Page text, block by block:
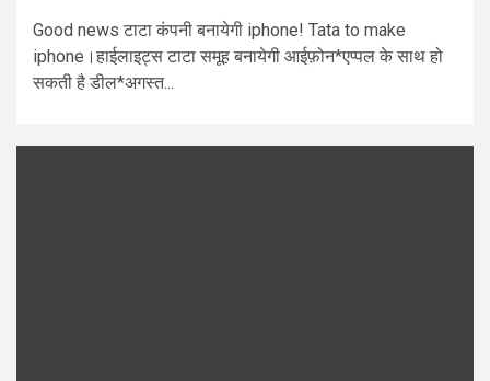
Good news टाटा कंपनी बनायेगी iphone! Tata to make
iphone।हाईलाइट्स टाटा समूह बनायेगी आईफ़ोन*एप्पल के साथ हो
सकती है डील*अगस्त...